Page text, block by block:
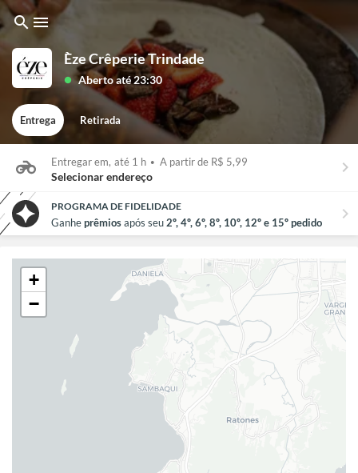
searchmenu
Èze Crêperie Trindade
lens Aberto até 23:30
Entrega Retirada
Entregar em, até 1 h • A partir de R$ 5,99
Selecionar endereço keyboard_arrow_right
PROGRAMA DE FIDELIDADE
Ganheprêmiosapós seu2º, 4º, 6º, 8º, 10º, 12º e 15º pedido chevron_right
+
−